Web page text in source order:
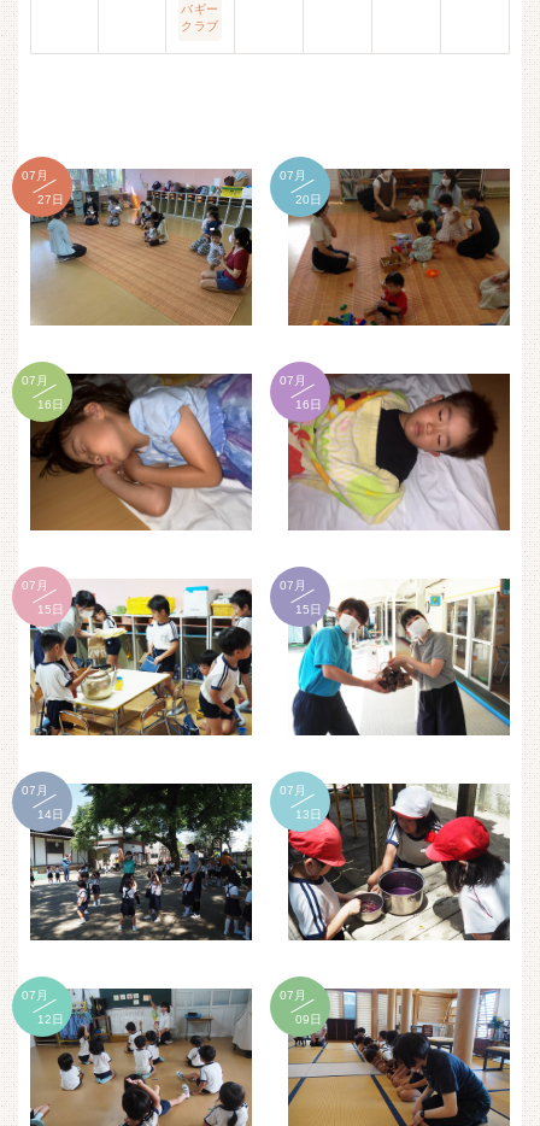
バギー
クラブ
07月
27日
07月
20日
07月
16日
07月
16日
07月
15日
07月
15日
07月
14日
07月
13日
07月
12日
07月
09日